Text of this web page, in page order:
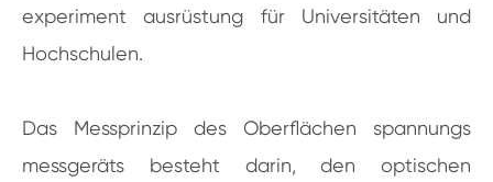
experiment ausrüstung für Universitäten und
Hochschulen.
Das Messprinzip des Oberflächen spannungs
messgeräts besteht darin, den optischen